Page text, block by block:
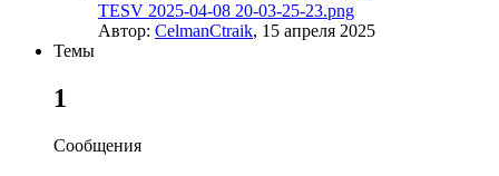
TESV 2025-04-08 20-03-25-23.png
Автор: CelmanCtraik, 15 апреля 2025
Темы
1
Сообщения